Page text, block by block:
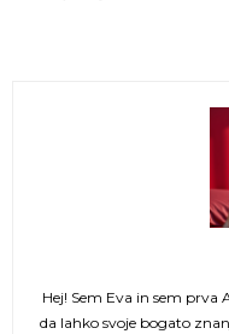
Hej! Sem Eva in sem prva
da lahko svoje bogato